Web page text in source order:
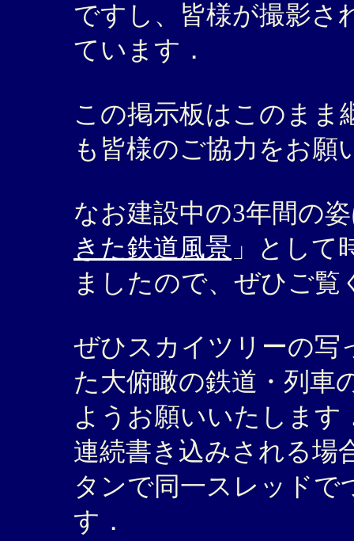
ですし、皆様が撮影さ
ています．
この掲示板はこのまま
も皆様のご協力をお願
なお建設中の3年間の
きた鉄道風景 」として
ましたので、ぜひご覧
ぜひスカイツリーの写
た大俯瞰の鉄道・列車
ようお願いいたします
連続書き込みされる場
タンで同一スレッド
す．